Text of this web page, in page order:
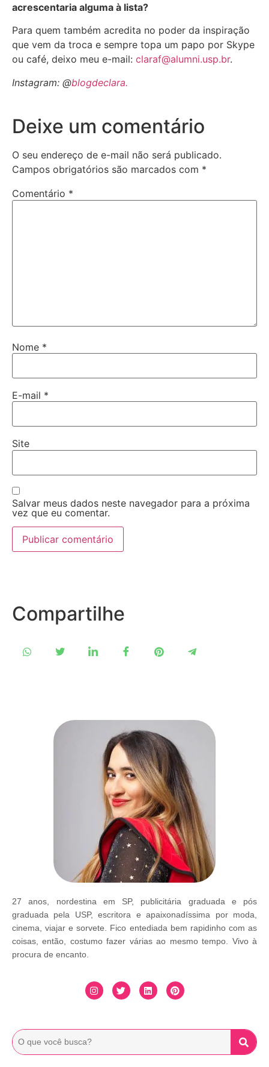
acrescentaria alguma à lista?
Para quem também acredita no poder da inspiração
que vem da troca e sempre topa um papo por Skype
ou café, deixo meu e-mail: claraf@alumni.usp.br.
Instagram: @blogdeclara.
Deixe um comentário
O seu endereço de e-mail não será publicado.
Campos obrigatórios são marcados com *
Comentário *
Nome *
E-mail *
Site
Salvar meus dados neste navegador para a próxima
vez que eu comentar.
Compartilhe
27 anos, nordestina em SP, publicitária graduada e pós
graduada pela USP, escritora e apaixonadíssima por moda,
cinema, viajar e sorvete. Fico entediada bem rapidinho com as
coisas, então, costumo fazer várias ao mesmo tempo. Vivo à
procura de encanto.